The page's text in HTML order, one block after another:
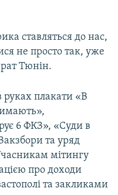
ставляться до нас,
не просто так, уже
Тюнін.
плакати «В
6 ФКЗ», «Суди в
та уряд
мітингу
про доходи
та закликами